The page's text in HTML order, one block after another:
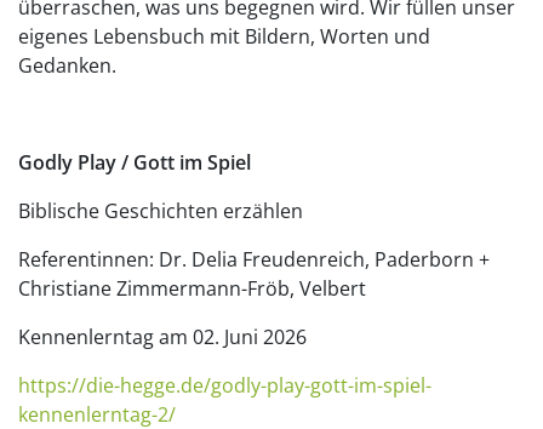
überraschen, was uns begegnen wird. Wir füllen unser
eigenes Lebensbuch mit Bildern, Worten und
Gedanken.
Godly Play / Gott im Spiel
Biblische Geschichten erzählen
Referentinnen: Dr. Delia Freudenreich, Paderborn +
Christiane Zimmermann-Fröb, Velbert
Kennenlerntag am 02. Juni 2026
https://die-hegge.de/godly-play-gott-im-spiel-
kennenlerntag-2/